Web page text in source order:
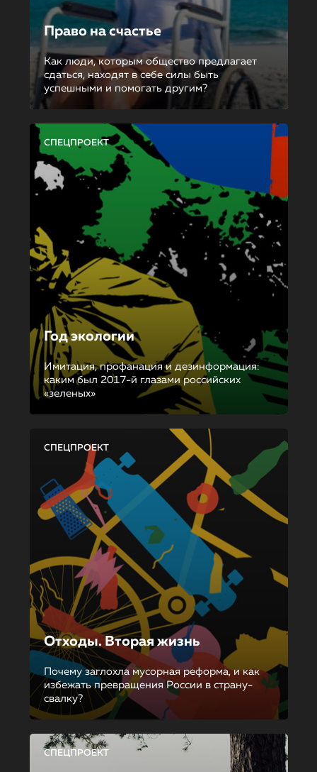
Право на счастье
Как люди, которым общество предлагает
сдаться, находят в себе силы быть
успешными и помогать другим?
СПЕЦПРОЕКТ
Год экологии
Имитация, профанация и дезинформация:
каким был 2017-й глазами российских
«зеленых»
СПЕЦПРОЕКТ
Отходы. Вторая жизнь
Почему заглохла мусорная реформа, и как
избежать превращения России в страну-
свалку?
СПЕЦПРОЕКТ